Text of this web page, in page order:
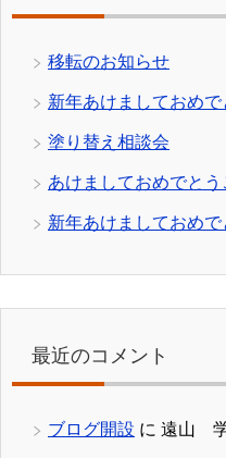
移転のお知らせ
新年あけましておめ
塗り替え相談会
あけましておめでと
新年あけましておめで
最近のコメント
ブログ開設 に 遠山